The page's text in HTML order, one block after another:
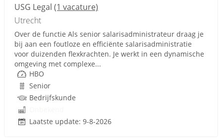
USG Legal (1 vacature)
Utrecht
Over de functie Als senior salarisadministrateur draag je
bij aan een foutloze en efficiënte salarisadministratie
voor duizenden flexkrachten. Je werkt in een dynamische
omgeving met complexe...
HBO
Senior
Bedrijfskunde
Laatste update: 9-8-2026